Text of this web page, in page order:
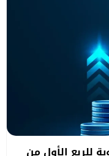
للربع الأول من